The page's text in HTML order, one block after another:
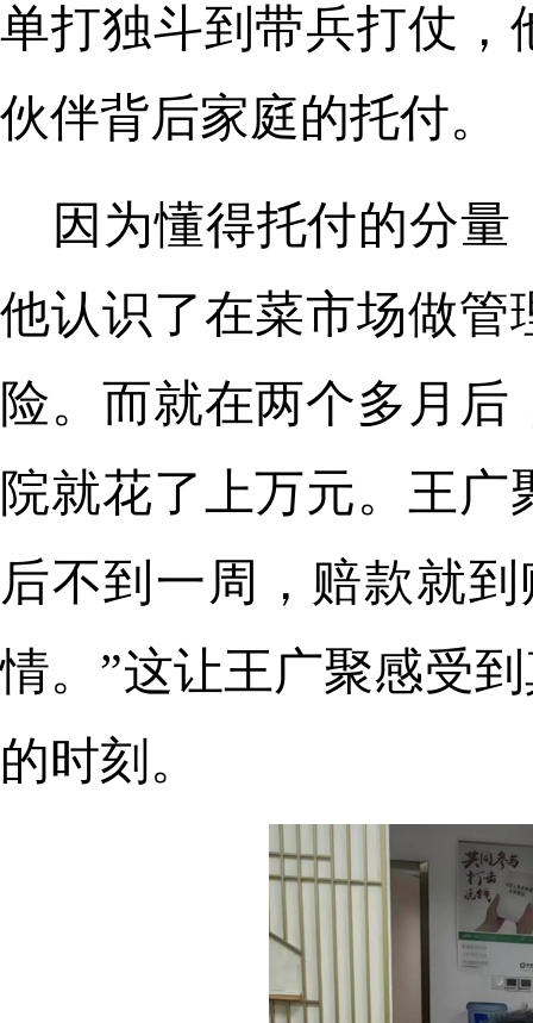
单打独斗到带兵打仗，
伙伴背后家庭的托付。
因为懂得托付的分量
他认识了在菜市场做管
险。而就在两个多月
院就花了上万元。王
后不到一周，赔款就
情。”这让王广聚感受
的时刻。